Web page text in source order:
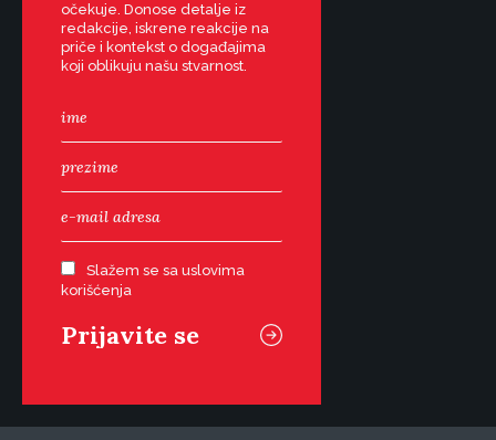
očekuje. Donose detalje iz
redakcije, iskrene reakcije na
priče i kontekst o događajima
koji oblikuju našu stvarnost.
Slažem se sa uslovima
korišćenja